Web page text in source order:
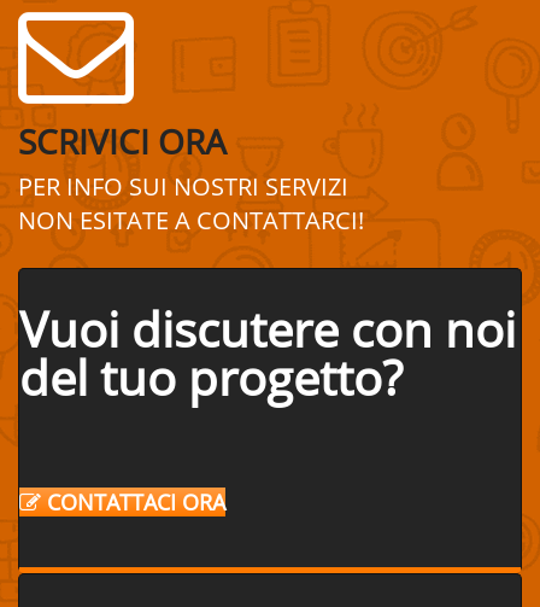
SCRIVICI ORA
PER INFO SUINOSTRI SERVIZI
NON ESITATE A CONTATTARCI!
Vuoi discutere con noi
del tuo progetto?
CONTATTACI ORA